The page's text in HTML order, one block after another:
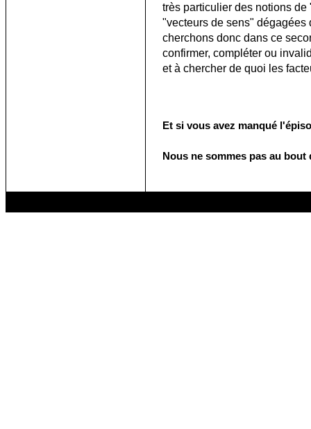
très particulier des notions de
"vecteurs de sens"
cherchons donc dans ce
confirmer, compléter ou
et à chercher de quoi les
Et si vous avez manqué
Nous ne sommes pas au